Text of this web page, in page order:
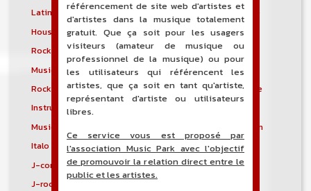
Latin metal
Musique hindoustanie
House progressive
Tropical house
Rock indépendant
Indietronica
Musique industrielle
Metal industriel
Rock industriel
Musique instrumentale
Instrumental
Musique irlandaise
Rock progressif italien
Italo Disco
Italo house
J-core
J-pop
J-rock
référencement de site web d'artistes et
d'artistes dans la musique totalement
gratuit. Que ça soit pour les usagers
visiteurs (amateur de musique ou
professionnel de la musique) ou pour
les utilisateurs qui référencent les
artistes, que ça soit en tant qu'artiste,
représentant d'artiste ou utilisateurs
libres.
Ce service vous est proposé par
l'association Music Park avec l'objectif
de promouvoir la relation direct entre le
public et les artistes.